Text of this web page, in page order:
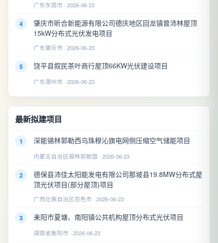
广东东莞市 · 2026-06-23
4
肇庆市昕合新能源有限公司德庆地区回龙镇曾沛林屋顶
15kW分布式光伏发电项目
广东肇庆市 · 2026-06-23
5 饶平县叙民茶叶商行屋顶66KW光伏建设项目
广东潮州市 · 2026-06-23
最新拟建项目
1 深能锡林郭勒西乌珠穆沁旗电网侧压缩空气储能项目
内蒙古自治区锡林郭勒盟 · 2026-06-23
2
德保县沛佳太阳能发电有限公司那坡县19.8MW分布式屋
顶光伏项目(部分屋顶)项目
广西壮族自治区百色市 · 2026-06-23
3 耒阳市夏塘、南阳镇公共机构屋顶分布式光伏项目
湖南省衡阳市 · 2026-06-23